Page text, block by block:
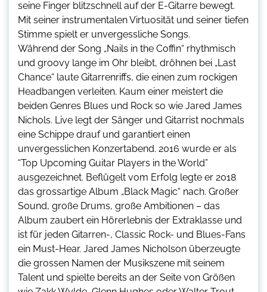
seine Finger blitzschnell auf der E-Gitarre bewegt.
Mit seiner instrumentalen Virtuosität und seiner tiefen
Stimme spielt er unvergessliche Songs.
Während der Song „Nails in the Coffin“ rhythmisch
und groovy lange im Ohr bleibt, dröhnen bei „Last
Chance“ laute Gitarrenriffs, die einen zum rockigen
Headbangen verleiten. Kaum einer meistert die
beiden Genres Blues und Rock so wie Jared James
Nichols. Live legt der Sänger und Gitarrist nochmals
eine Schippe drauf und garantiert einen
unvergesslichen Konzertabend. 2016 wurde er als
“Top Upcoming Guitar Players in the World”
ausgezeichnet. Beflügelt vom Erfolg legte er 2018
das grossartige Album „Black Magic“ nach. Großer
Sound, große Drums, große Ambitionen – das
Album zaubert ein Hörerlebnis der Extraklasse und
ist für jeden Gitarren-, Classic Rock- und Blues-Fans
ein Must-Hear. Jared James Nicholson überzeugte
die grossen Namen der Musikszene mit seinem
Talent und spielte bereits an der Seite von Größen